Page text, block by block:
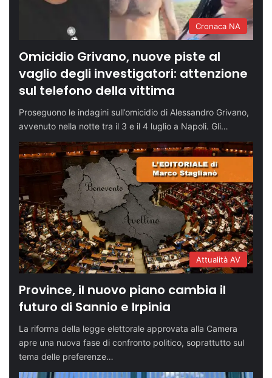
Cronaca NA
Omicidio Grivano, nuove piste al
vaglio degli investigatori: attenzione
sul telefono della vittima
Proseguono le indagini sull’omicidio di Alessandro Grivano,
avvenuto nella notte tra il 3 e il 4 luglio a Napoli. Gli…
Attualità AV
Province, il nuovo piano cambia il
futuro di Sannio e Irpinia
La riforma della legge elettorale approvata alla Camera
apre una nuova fase di confronto politico, soprattutto sul
tema delle preferenze…